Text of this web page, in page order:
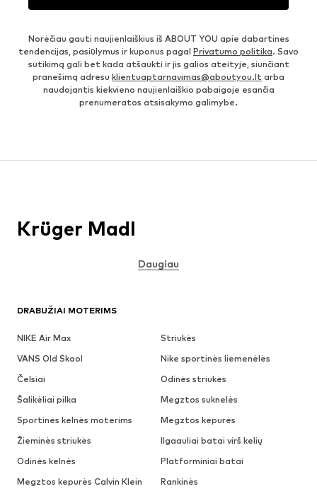
Norėčiau gauti naujienlaiškius iš ABOUT YOU apie dabartines
tendencijas, pasiūlymus ir kuponus pagal Privatumo politika. Savo
sutikimą gali bet kada atšaukti ir jis galios ateityje, siunčiant
pranešimą adresu klientuaptarnavimas@aboutyou.lt arba
naudojantis kiekvieno naujienlaiškio pabaigoje esančia
prenumeratos atsisakymo galimybe.
DRABUŽIAI MOTERIMS
NIKE Air Max
Striukės
VANS Old Skool
Nike sportinės liemenėlės
Čelsiai
Odinės striukės
Šalikėliai pilka
Megztos suknelės
Sportinės kelnės moterims
Megztos kepurės
Žieminės striukės
Ilgaauliai batai virš kelių
Odinės kelnės
Platforminiai batai
Megztos kepurės Calvin Klein
Rankinės
Krüger Madl
Daugiau